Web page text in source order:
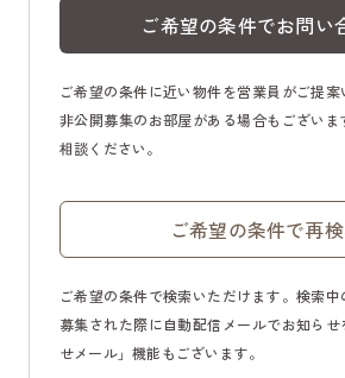
ご希望の条件でお問い
ご希望の条件に近い物件を営業員がご提案
非公開募集のお部屋がある場合もござい
相談ください。
ご希望の条件で再
ご希望の条件で検索いただけます。検索
募集された際に自動配信メールでお知らせ
せメール」機能もございます。